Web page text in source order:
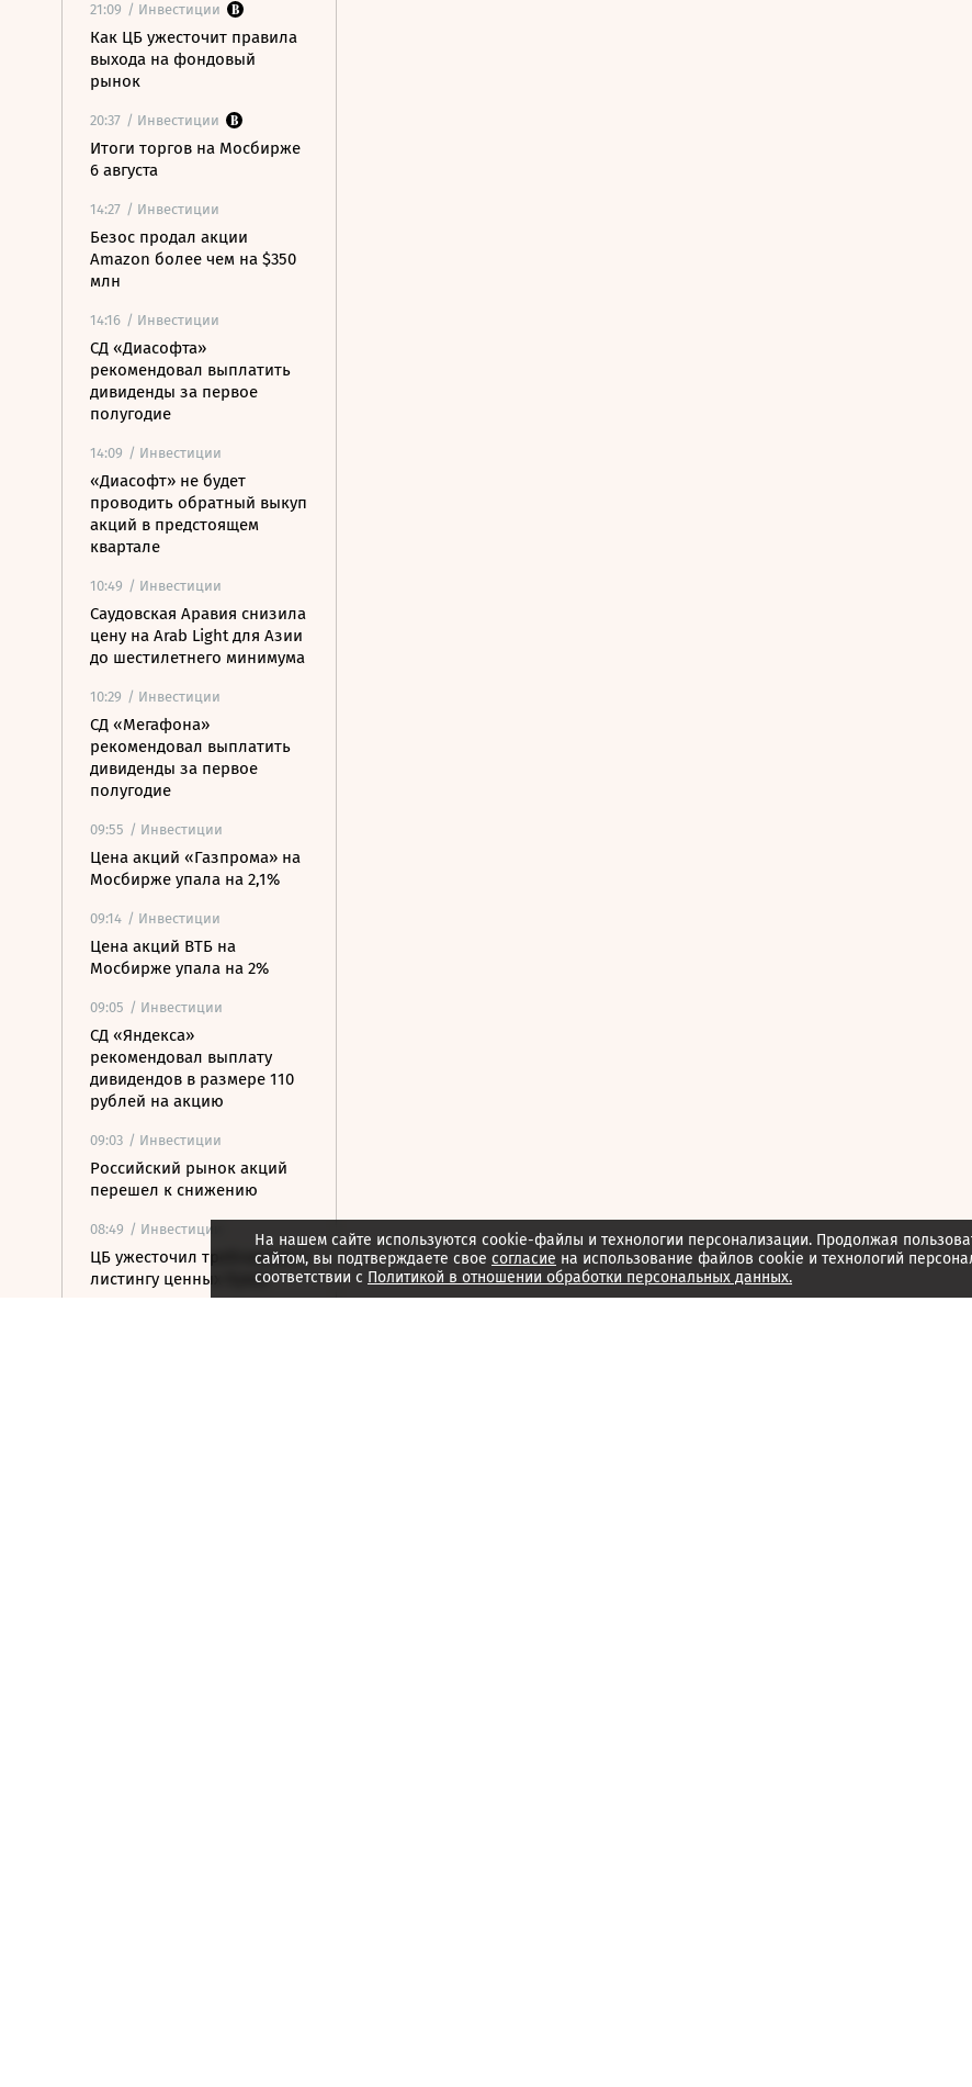
21:09 / Инвестиции
Как ЦБ ужесточит правила
выхода на фондовый
рынок
20:37 / Инвестиции
Итоги торгов на Мосбирже
6 августа
14:27 / Инвестиции
Безос продал акции
Amazon более чем на $350
млн
14:16 / Инвестиции
СД «Диасофта»
рекомендовал выплатить
дивиденды за первое
полугодие
14:09 / Инвестиции
«Диасофт» не будет
проводить обратный выкуп
акций в предстоящем
квартале
10:49 / Инвестиции
Саудовская Аравия снизила
цену на Arab Light для Азии
до шестилетнего минимума
10:29 / Инвестиции
СД «Мегафона»
рекомендовал выплатить
дивиденды за первое
полугодие
09:55 / Инвестиции
Цена акций «Газпрома» на
Мосбирже упала на 2,1%
09:14 / Инвестиции
Цена акций ВТБ на
Мосбирже упала на 2%
09:05 / Инвестиции
СД «Яндекса»
рекомендовал выплату
дивидендов в размере 110
рублей на акцию
09:03 / Инвестиции
Российский рынок акций
перешел к снижению
08:49 / Инвестиции
ЦБ ужесточил требования к
листингу ценных бумаг
На нашем сайте используются cookie-файлы и технологии персонализации. Продолжая
сайтом, вы подтверждаете свое согласие на использование файлов cookie и технологий
соответствии с Политикой в отношении обработки персональных данных.